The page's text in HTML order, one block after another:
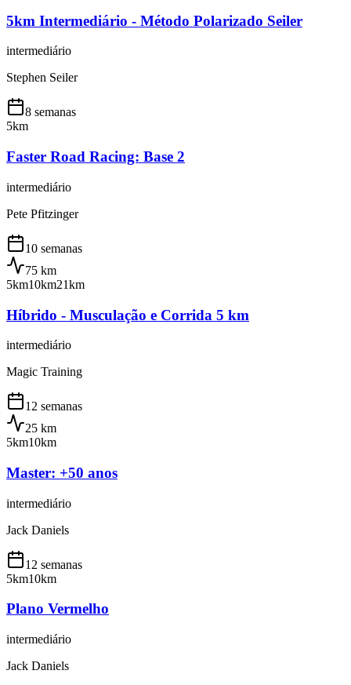
5km Intermediário - Método Polarizado Seiler
intermediário
Stephen Seiler
8 semanas
5km
Faster Road Racing: Base 2
intermediário
Pete Pfitzinger
10 semanas
75 km
5km10km21km
Híbrido - Musculação e Corrida 5 km
intermediário
Magic Training
12 semanas
25 km
5km10km
Master: +50 anos
intermediário
Jack Daniels
12 semanas
5km10km
Plano Vermelho
intermediário
Jack Daniels